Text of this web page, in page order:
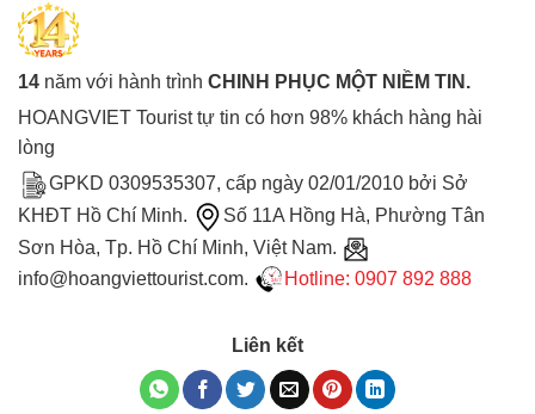
14 năm với hành trình CHINH PHỤC MỘT NIỀM TIN.
HOANGVIET Tourist tự tin có hơn 98% khách hàng hài
lòng
GPKD 0309535307, cấp ngày 02/01/2010 bởi Sở
KHĐT Hồ Chí Minh.
Số 11A Hồng Hà, Phường Tân
Sơn Hòa, Tp. Hồ Chí Minh, Việt Nam.
info@hoangviettourist.com.
Hotline: 0907 892 888
Liên kết